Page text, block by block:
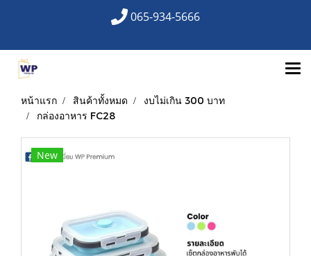
065-934-5666
หน้าแรก สินค้าทั้งหมด
งบไม่เกิน 300 บาท
กล่องอาหาร FC28
New